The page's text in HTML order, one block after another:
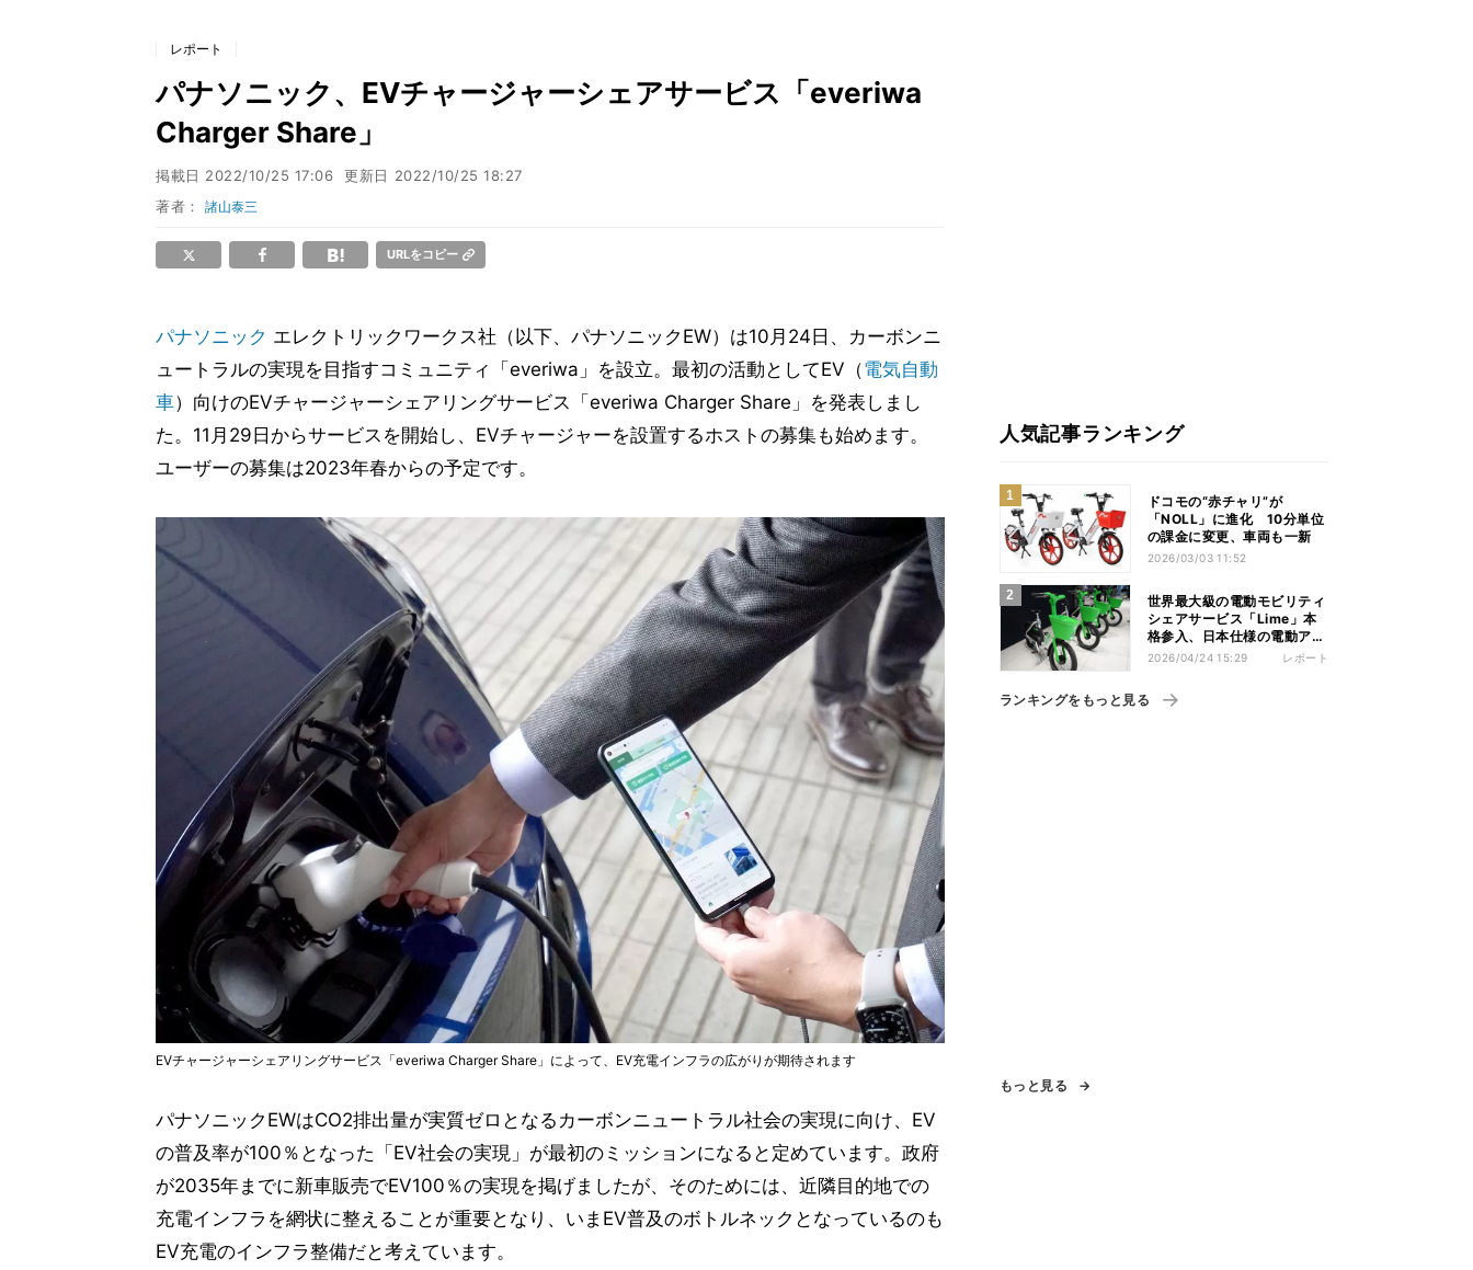
レポート
パナソニック、EVチャージャーシェアサービス「everiwa
Charger Share」
掲載日 2022/10/25 17:06 更新日 2022/10/25 18:27
著者：諸山泰三
URLをコピー
パナソニック エレクトリックワークス社（以下、パナソニックEW）は10月24日、カーボンニ
ュートラルの実現を目指すコミュニティ「everiwa」を設立。最初の活動としてEV（電気自動
車）向けのEVチャージャーシェアリングサービス「everiwa Charger Share」を発表しまし
た。11月29日からサービスを開始し、EVチャージャーを設置するホストの募集も始めます。
ユーザーの募集は2023年春からの予定です。
EVチャージャーシェアリングサービス「everiwa Charger Share」によって、EV充電インフラの広がりが期待されます
パナソニックEWはCO2排出量が実質ゼロとなるカーボンニュートラル社会の実現に向け、EV
の普及率が100％となった「EV社会の実現」が最初のミッションになると定めています。政府
が2035年までに新車販売でEV100％の実現を掲げましたが、そのためには、近隣目的地での
充電インフラを網状に整えることが重要となり、いまEV普及のボトルネックとなっているのも
EV充電のインフラ整備だと考えています。
人気記事ランキング
ドコモの“赤チャリ”が
「NOLL」に進化 10分単位
の課金に変更、車両も一新
2026/03/03 11:52
世界最大級の電動モビリティ
シェアサービス「Lime」本
格参入、日本仕様の電動アシ
スト自転車を投入
2026/04/24 15:29 レポート
ランキングをもっと見る
もっと見る